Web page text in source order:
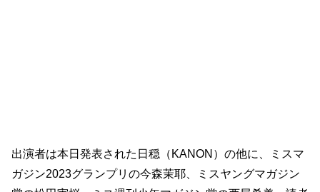
出演者は本日発表された日穏（KANON）の他に、ミスマ
ガジン2023グランプリの今森茉耶、ミスヤングマガジン